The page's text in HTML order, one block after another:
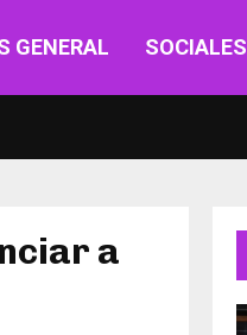
GENERAL SOCIALES
a